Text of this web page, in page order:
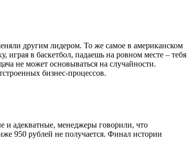
другим лидером. То же самое в американском
в баскетбол, падаешь на ровном месте – тебя
не может основываться на случайности.
бизнес-процессов.
и адекватные, менеджеры говорили, что
950 рублей не получается. Финал истории